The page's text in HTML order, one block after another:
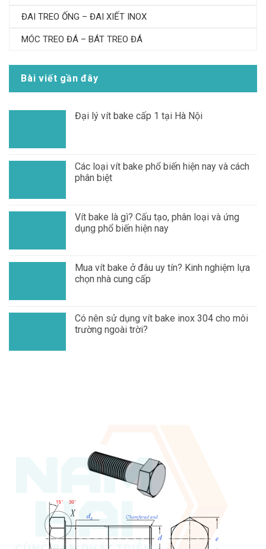
ĐAI TREO ỐNG – ĐAI XIẾT INOX
MÓC TREO ĐÁ – BÁT TREO ĐÁ
Bài viết gần đây
Đại lý vít bake cấp 1 tại Hà Nội
Các loại vít bake phổ biến hiện nay và cách
phân biệt
Vít bake là gì? Cấu tạo, phân loại và ứng
dụng phổ biến hiện nay
Mua vít bake ở đâu uy tín? Kinh nghiệm lựa
chọn nhà cung cấp
Có nên sử dụng vít bake inox 304 cho môi
trường ngoài trời?